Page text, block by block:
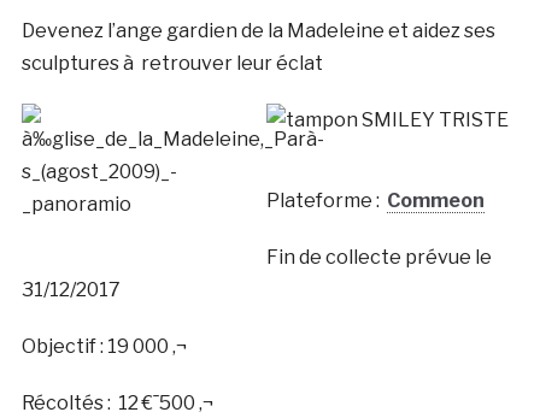
Devenez l’ange gardien de la Madeleine et aidez ses
sculptures à retrouver leur éclat
Plateforme : Commeon
Fin de collecte prévue le
31/12/2017
Objectif : 19 000 ‚¬
Récoltés : 12€¯500 ‚¬